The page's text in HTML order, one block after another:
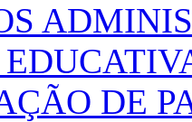
DE